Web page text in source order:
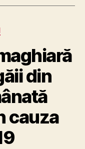
din
cauza